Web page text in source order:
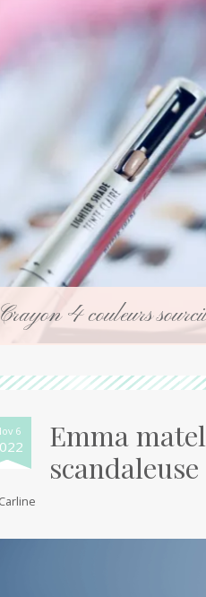
Crayon 4 couleurs
6
Emma
scandaleuse
Carline